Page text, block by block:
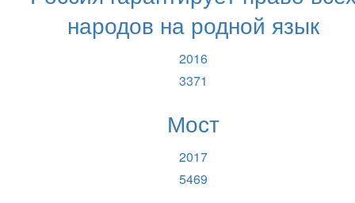
народов на родной язык
2016
3371
Мост
2017
5469